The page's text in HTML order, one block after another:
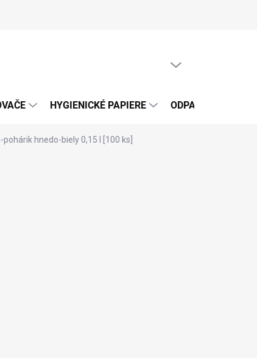
HYGIENICKÉ PAPIERE ODPADOVÉ VRECIA
hnedo-biely 0,15 l [100 ks]